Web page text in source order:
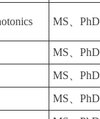
MS、PhD
MS、PhD
MS、PhD
MS、PhD